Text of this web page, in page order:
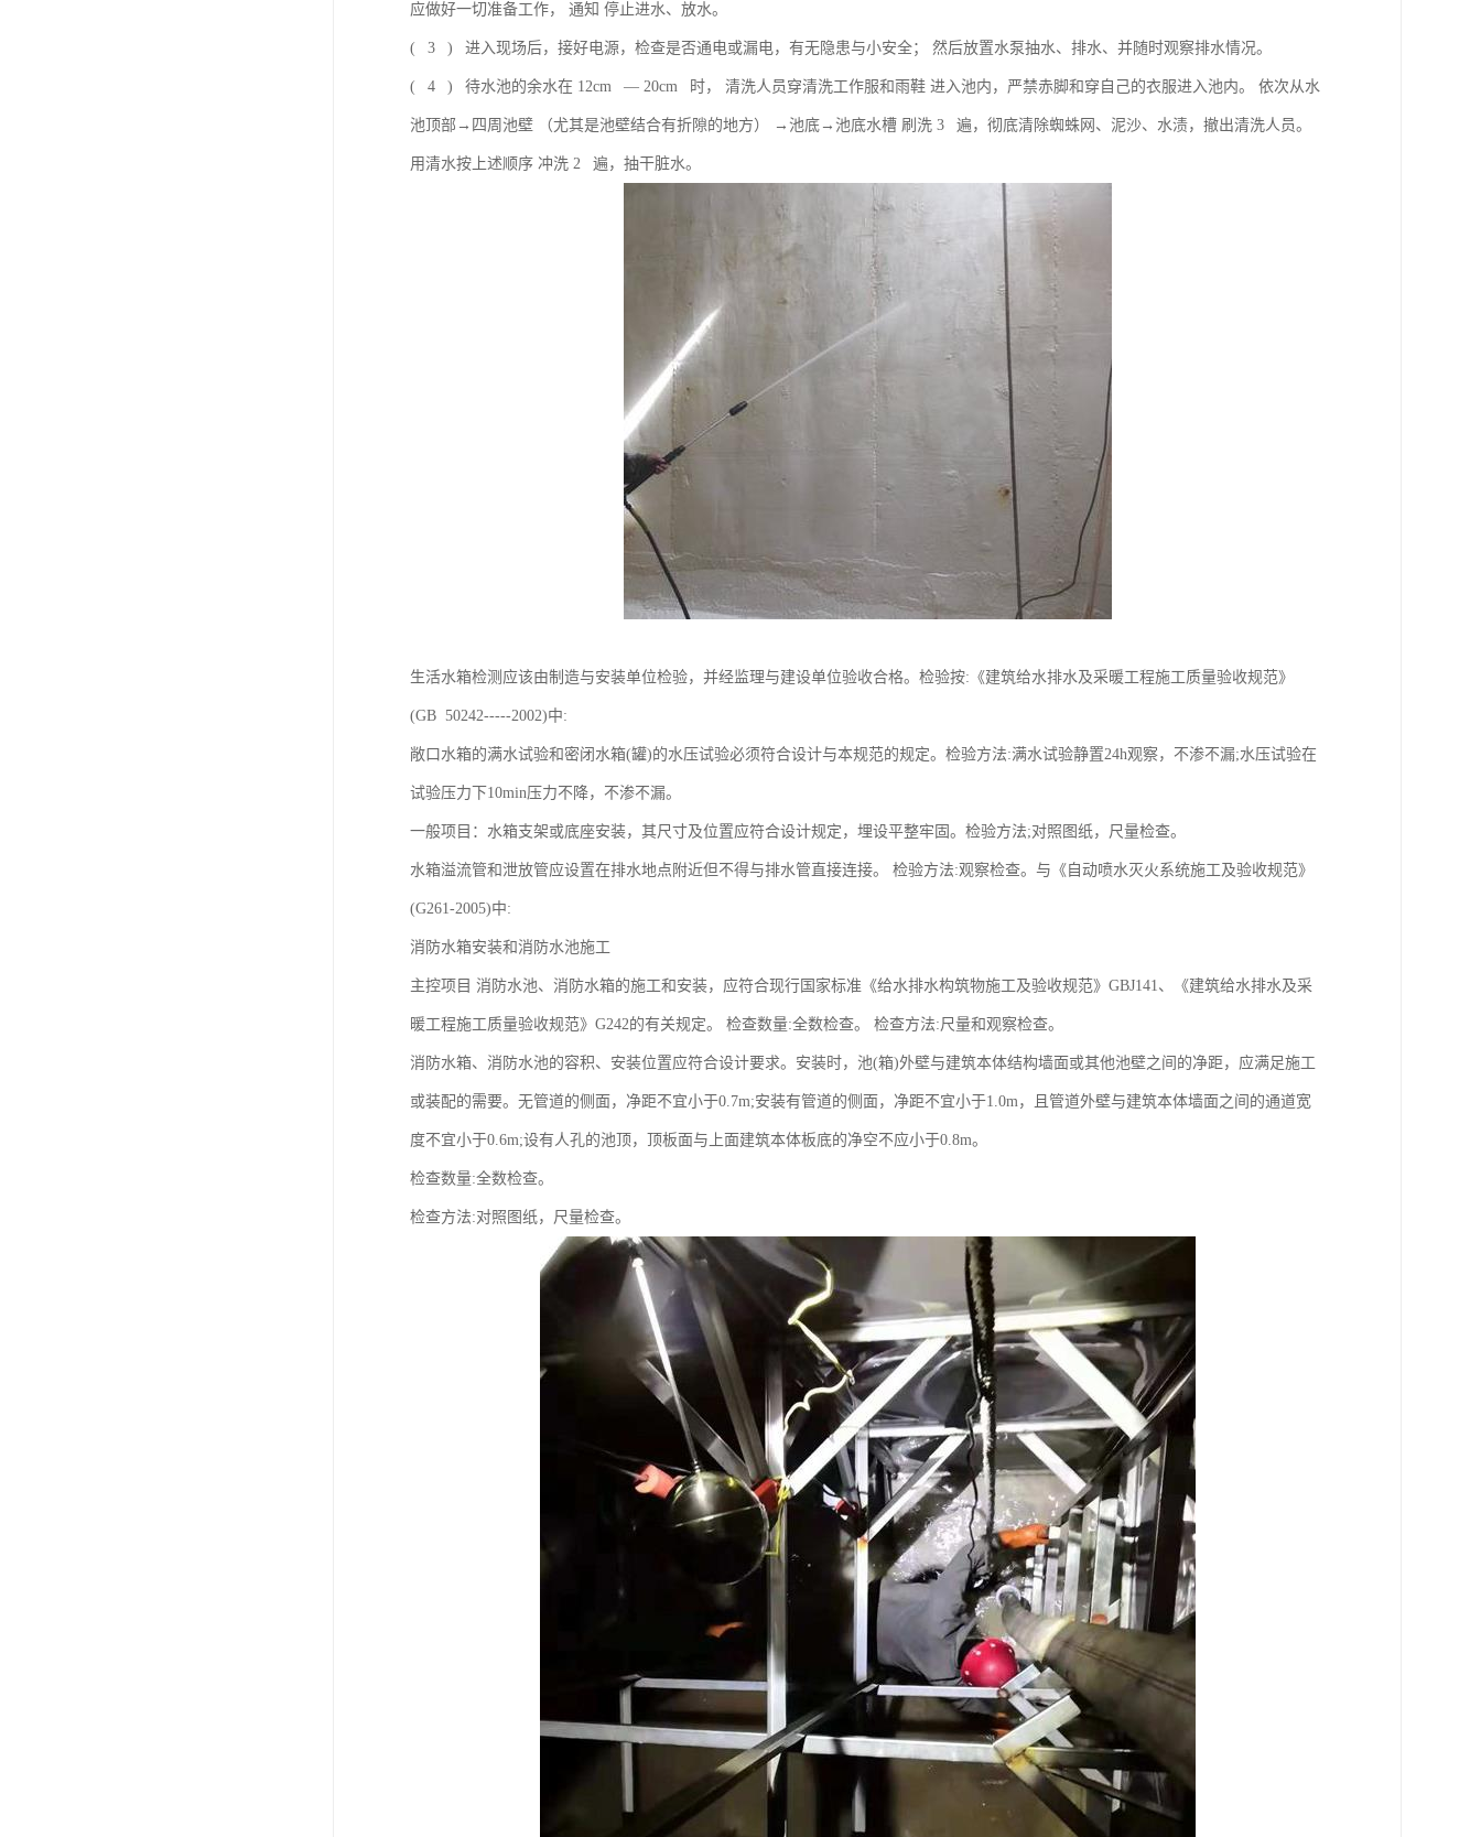
应做好一切准备工作， 通知 停止进水、放水。
( 3 ) 进入现场后，接好电源，检查是否通电或漏电，有无隐患与小安全； 然后放置水泵抽水、排水、并随时观察排水情况。
( 4 ) 待水池的余水在 12cm — 20cm 时， 清洗人员穿清洗工作服和雨鞋 进入池内，严禁赤脚和穿自己的衣服进入池内。 依次从水
池顶部→四周池壁 （尤其是池壁结合有折隙的地方） →池底→池底水槽 刷洗 3 遍，彻底清除蜘蛛网、泥沙、水渍，撤出清洗人员。
用清水按上述顺序 冲洗 2 遍，抽干脏水。
生活水箱检测应该由制造与安装单位检验，并经监理与建设单位验收合格。检验按:《建筑给水排水及采暖工程施工质量验收规范》
(GB 50242-----2002)中:
敞口水箱的满水试验和密闭水箱(罐)的水压试验必须符合设计与本规范的规定。检验方法:满水试验静置24h观察，不渗不漏;水压试验在
试验压力下10min压力不降，不渗不漏。
一般项目：水箱支架或底座安装，其尺寸及位置应符合设计规定，埋设平整牢固。检验方法;对照图纸，尺量检查。
水箱溢流管和泄放管应设置在排水地点附近但不得与排水管直接连接。 检验方法:观察检查。与《自动喷水灭火系统施工及验收规范》
(G261-2005)中:
消防水箱安装和消防水池施工
主控项目 消防水池、消防水箱的施工和安装，应符合现行国家标准《给水排水构筑物施工及验收规范》GBJ141、《建筑给水排水及采
暖工程施工质量验收规范》G242的有关规定。 检查数量:全数检查。 检查方法:尺量和观察检查。
消防水箱、消防水池的容积、安装位置应符合设计要求。安装时，池(箱)外壁与建筑本体结构墙面或其他池壁之间的净距，应满足施工
或装配的需要。无管道的侧面，净距不宜小于0.7m;安装有管道的侧面，净距不宜小于1.0m，且管道外壁与建筑本体墙面之间的通道宽
度不宜小于0.6m;设有人孔的池顶，顶板面与上面建筑本体板底的净空不应小于0.8m。
检查数量:全数检查。
检查方法:对照图纸，尺量检查。